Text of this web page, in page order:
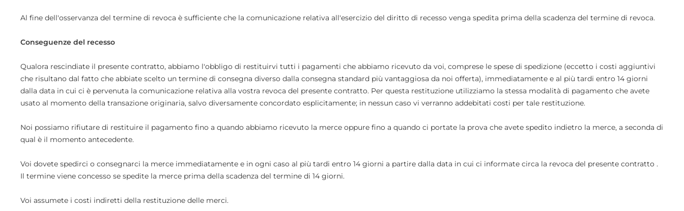
Al fine dell'osservanza del termine di revoca è sufficiente che la comunicazione relativa all'esercizio del diritto di recesso venga spedita prima della scadenza del termine di revoca.
Conseguenze del recesso
Qualora rescindiate il presente contratto, abbiamo l'obbligo di restituirvi tutti i pagamenti che abbiamo ricevuto da voi, comprese le spese di spedizione (eccetto i costi aggiuntivi
che risultano dal fatto che abbiate scelto un termine di consegna diverso dalla consegna standard più vantaggiosa da noi offerta), immediatamente e al più tardi entro 14 giorni
dalla data in cui ci è pervenuta la comunicazione relativa alla vostra revoca del presente contratto. Per questa restituzione utilizziamo la stessa modalità di pagamento che avete
usato al momento della transazione originaria, salvo diversamente concordato esplicitamente; in nessun caso vi verranno addebitati costi per tale restituzione.
Noi possiamo rifiutare di restituire il pagamento fino a quando abbiamo ricevuto la merce oppure fino a quando ci portate la prova che avete spedito indietro la merce, a seconda di
qual è il momento antecedente.
Voi dovete spedirci o consegnarci la merce immediatamente e in ogni caso al più tardi entro 14 giorni a partire dalla data in cui ci informate circa la revoca del presente contratto .
Il termine viene concesso se spedite la merce prima della scadenza del termine di 14 giorni.
Voi assumete i costi indiretti della restituzione delle merci.